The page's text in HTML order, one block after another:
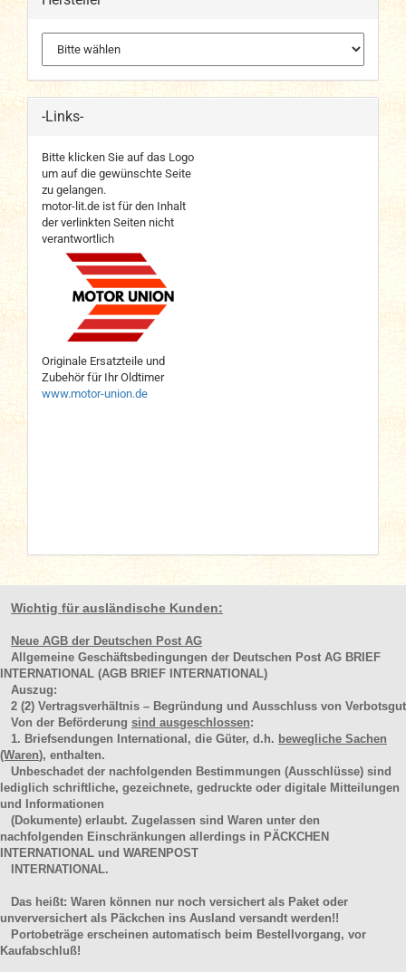
-Links-
Bitte klicken Sie auf das Logo
um auf die gewünschte Seite
zu gelangen.
motor-lit.de ist für den Inhalt
der verlinkten Seiten nicht
verantwortlich
Originale Ersatzteile und
Zubehör für Ihr Oldtimer
www.motor-union.de
Wichtig für ausländische Kunden:
Neue AGB der Deutschen Post AG
Allgemeine Geschäftsbedingungen der Deutschen Post AG BRIEF
INTERNATIONAL (AGB BRIEF INTERNATIONAL)
Auszug:
2 (2) Vertragsverhältnis – Begründung und Ausschluss von Verbotsgut
Von der Beförderung sind ausgeschlossen:
1. Briefsendungen International, die Güter, d.h. bewegliche Sachen
(Waren), enthalten.
Unbeschadet der nachfolgenden Bestimmungen (Ausschlüsse) sind
lediglich schriftliche, gezeichnete, gedruckte oder digitale Mitteilungen
und Informationen
(Dokumente) erlaubt. Zugelassen sind Waren unter den
nachfolgenden Einschränkungen allerdings in PÄCKCHEN
INTERNATIONAL und WARENPOST
INTERNATIONAL.
Das heißt: Waren können nur noch versichert als Paket oder
unverversichert als Päckchen ins Ausland versandt werden!!
Portobeträge erscheinen automatisch beim Bestellvorgang, vor
Kaufabschluß!